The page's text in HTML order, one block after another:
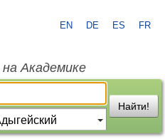
EN DE ES FR
Академике
Найти!